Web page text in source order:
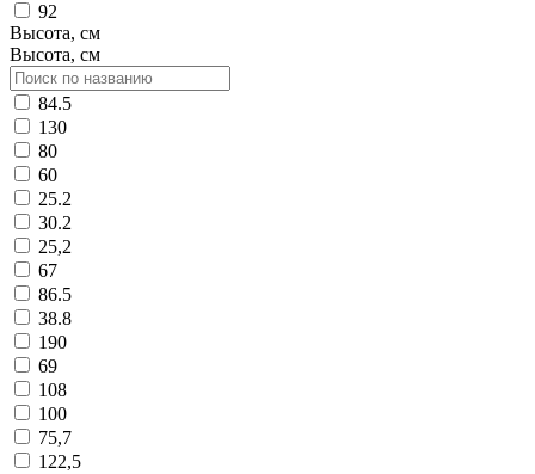
92
Высота, см
Высота, см
84.5
130
80
60
25.2
30.2
25,2
67
86.5
38.8
190
69
108
100
75,7
122,5